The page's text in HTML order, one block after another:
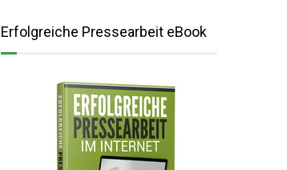
Erfolgreiche Pressearbeit eBook